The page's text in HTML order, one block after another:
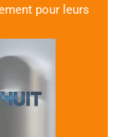
pour leurs